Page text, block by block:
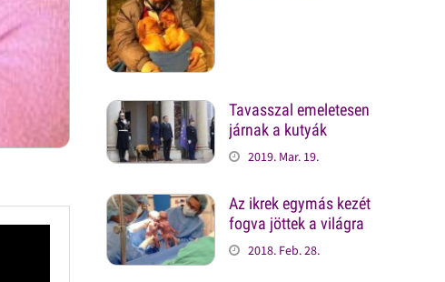
Tavasszal emeletesen
járnak a kutyák
2019. Mar. 19.
Az ikrek egymás kezét
fogva jöttek a világra
2018. Feb. 28.